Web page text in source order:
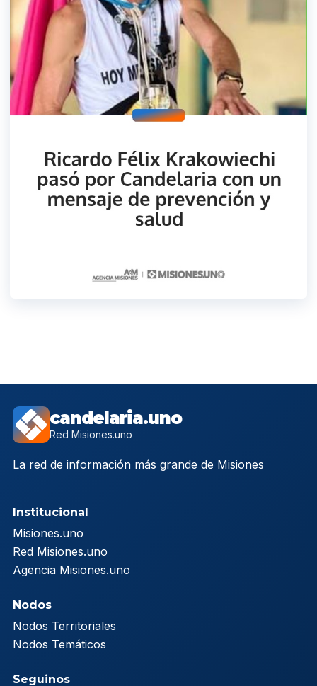
candelaria.uno
Red Misiones.uno
La red de información más grande de Misiones
Institucional
Misiones.uno
Red Misiones.uno
Agencia Misiones.uno
Nodos
Nodos Territoriales
Nodos Temáticos
Seguinos